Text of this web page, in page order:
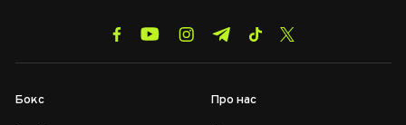
Бокс Про нас